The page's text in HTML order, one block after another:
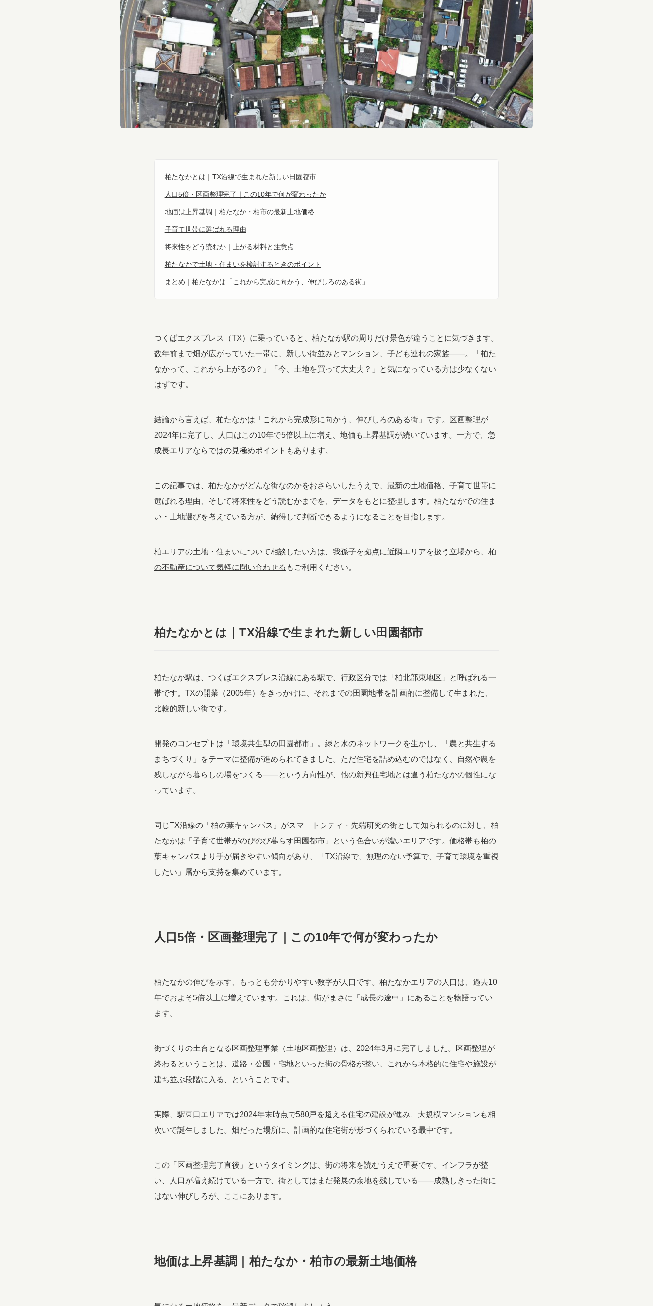
柏たなかとは｜TX沿線で生まれた新しい田園都市
人口5倍・区画整理完了｜この10年で何が変わったか
地価は上昇基調｜柏たなか・柏市の最新土地価格
子育て世帯に選ばれる理由
将来性をどう読むか｜上がる材料と注意点
柏たなかで土地・住まいを検討するときのポイント
まとめ｜柏たなかは「これから完成に向かう、伸びしろのある街」
つくばエクスプレス（TX）に乗っていると、柏たなか駅の周りだけ景色が違うことに気づきます。
数年前まで畑が広がっていた一帯に、新しい街並みとマンション、子ども連れの家族——。「柏た
なかって、これから上がるの？」「今、土地を買って大丈夫？」と気になっている方は少なくない
はずです。
結論から言えば、柏たなかは「これから完成形に向かう、伸びしろのある街」です。区画整理が
2024年に完了し、人口はこの10年で5倍以上に増え、地価も上昇基調が続いています。一方で、急
成長エリアならではの見極めポイントもあります。
この記事では、柏たなかがどんな街なのかをおさらいしたうえで、最新の土地価格、子育て世帯に
選ばれる理由、そして将来性をどう読むかまでを、データをもとに整理します。柏たなかでの住ま
い・土地選びを考えている方が、納得して判断できるようになることを目指します。
柏エリアの土地・住まいについて相談したい方は、我孫子を拠点に近隣エリアを扱う立場から、 柏
の不動産について気軽に問い合わせる もご利用ください。
柏たなかとは｜TX沿線で生まれた新しい田園都市
柏たなか駅は、つくばエクスプレス沿線にある駅で、行政区分では「柏北部東地区」と呼ばれる一
帯です。TXの開業（2005年）をきっかけに、それまでの田園地帯を計画的に整備して生まれた、
比較的新しい街です。
開発のコンセプトは「環境共生型の田園都市」。緑と水のネットワークを生かし、「農と共生する
まちづくり」をテーマに整備が進められてきました。ただ住宅を詰め込むのではなく、自然や農を
残しながら暮らしの場をつくる——という方向性が、他の新興住宅地とは違う柏たなかの個性にな
っています。
同じTX沿線の「柏の葉キャンパス」がスマートシティ・先端研究の街として知られるのに対し、柏
たなかは「子育て世帯がのびのび暮らす田園都市」という色合いが濃いエリアです。価格帯も柏の
葉キャンパスより手が届きやすい傾向があり、「TX沿線で、無理のない予算で、子育て環境を重視
したい」層から支持を集めています。
人口5倍・区画整理完了｜この10年で何が変わったか
柏たなかの伸びを示す、もっとも分かりやすい数字が人口です。柏たなかエリアの人口は、過去10
年でおよそ5倍以上に増えています。これは、街がまさに「成長の途中」にあることを物語ってい
ます。
街づくりの土台となる区画整理事業（土地区画整理）は、2024年3月に完了しました。区画整理が
終わるということは、道路・公園・宅地といった街の骨格が整い、これから本格的に住宅や施設が
建ち並ぶ段階に入る、ということです。
実際、駅東口エリアでは2024年末時点で580戸を超える住宅の建設が進み、大規模マンションも相
次いで誕生しました。畑だった場所に、計画的な住宅街が形づくられている最中です。
この「区画整理完了直後」というタイミングは、街の将来を読むうえで重要です。インフラが整
い、人口が増え続けている一方で、街としてはまだ発展の余地を残している——成熟しきった街に
はない伸びしろが、ここにあります。
地価は上昇基調｜柏たなか・柏市の最新土地価格